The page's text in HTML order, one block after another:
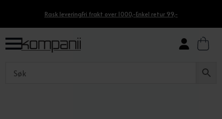
Rask leveringFri frakt over 1000,-Enkel retur 99,-